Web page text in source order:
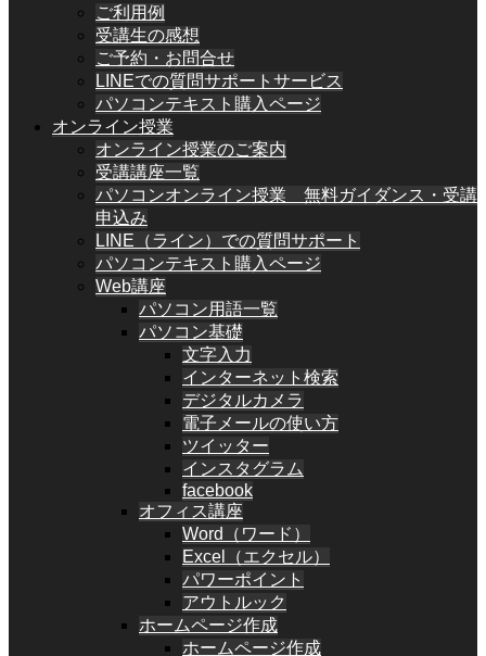
ご利用例
受講生の感想
ご予約・お問合せ
LINEでの質問サポートサービス
パソコンテキスト購入ページ
オンライン授業
オンライン授業のご案内
受講講座一覧
パソコンオンライン授業 無料ガイダンス・受講
申込み
LINE（ライン）での質問サポート
パソコンテキスト購入ページ
Web講座
パソコン用語一覧
パソコン基礎
文字入力
インターネット検索
デジタルカメラ
電子メールの使い方
ツイッター
インスタグラム
facebook
オフィス講座
Word（ワード）
Excel（エクセル）
パワーポイント
アウトルック
ホームページ作成
ホームページ作成